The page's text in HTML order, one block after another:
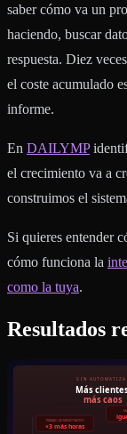
saber cómo va un
haciendo, buscar
respuesta. Diez
el coste acumulado
informe.
En DAILYMP
el crecimiento va a
construimos el
Si quieres entender
cómo funciona la
como la tuya.
Resultados